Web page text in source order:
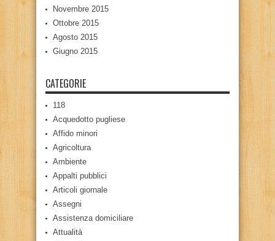
Novembre 2015
Ottobre 2015
Agosto 2015
Giugno 2015
CATEGORIE
118
Acquedotto pugliese
Affido minori
Agricoltura
Ambiente
Appalti pubblici
Articoli giornale
Assegni
Assistenza domiciliare
Attualità